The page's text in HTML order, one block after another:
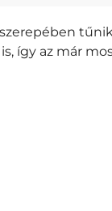
így az már